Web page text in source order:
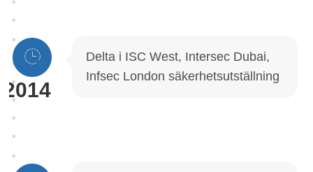
2014
Delta i ISC West, Intersec Dubai,
Infsec London säkerhetsutställning